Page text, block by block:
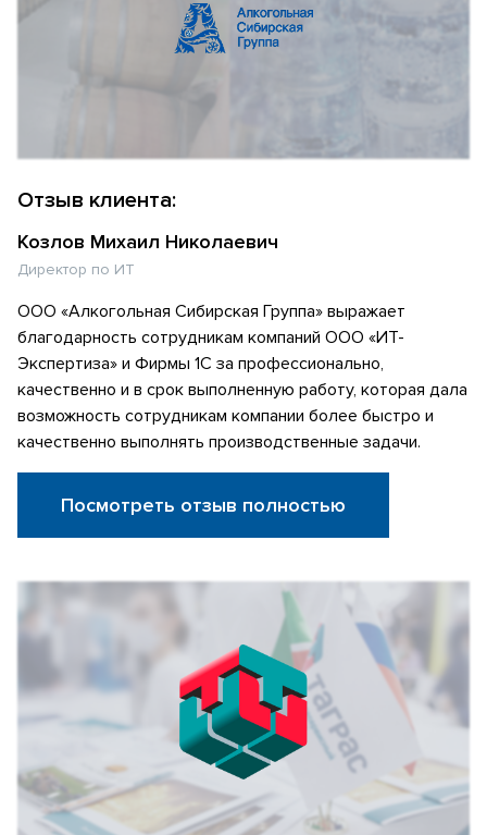
Отзыв клиента:
Козлов Михаил Николаевич
Директор по ИТ
ООО «Алкогольная Сибирская Группа» выражает
благодарность сотрудникам компаний ООО «ИТ-
Экспертиза» и Фирмы 1С за профессионально,
качественно и в срок выполненную работу, которая дала
возможность сотрудникам компании более быстро и
качественно выполнять производственные задачи.
Посмотреть отзыв полностью